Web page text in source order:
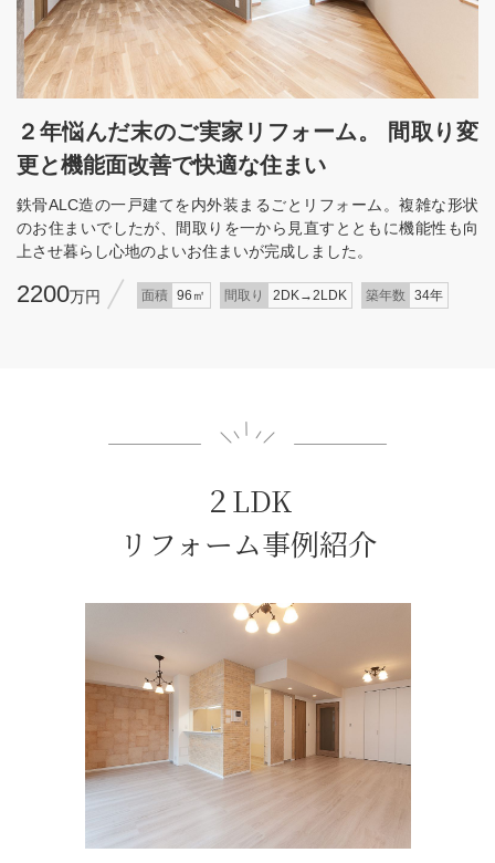
２年悩んだ末のご実家リフォーム。 間取り変
更と機能面改善で快適な住まい
鉄骨ALC造の一戸建てを内外装まるごとリフォーム。複雑な形状
のお住まいでしたが、間取りを一から見直すとともに機能性も向
上させ暮らし心地のよいお住まいが完成しました。
2200万円 面積 96㎡ 間取り 2DK→2LDK 築年数 34年
２LDK
リフォーム事例紹介